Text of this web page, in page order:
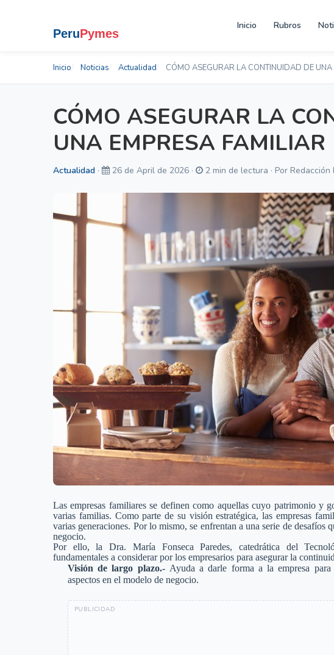
Inicio Rubros
Inicio Noticias Actualidad CÓMO ASEGURAR LA CONTINUIDAD DE UNA
CÓMO ASEGURAR LA
UNA EMPRESA FAMILIAR
Actualidad · 26 de April de 2026 · 2 min de lectura · Por
Las empresas familiares se definen como aquellas cuyo patrimonio y
varias familias. Como parte de su visión estratégica, las empresas
varias generaciones. Por lo mismo, se enfrentan a una serie de
negocio.
Por ello, la Dra. María Fonseca Paredes, catedrática del
fundamentales a considerar por los empresarios para asegurar la
Visión de largo plazo.- Ayuda a darle forma a la empresa
aspectos en el modelo de negocio.